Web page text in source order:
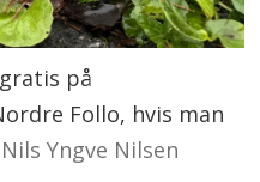
på
Follo, hvis man
Yngve Nilsen